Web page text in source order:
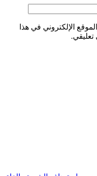
الإلكتروني في هذا
تعليقي.